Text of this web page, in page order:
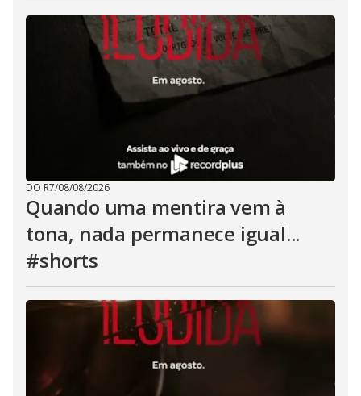
DO R7/08/08/2026
Quando uma mentira vem à
tona, nada permanece igual...
#shorts